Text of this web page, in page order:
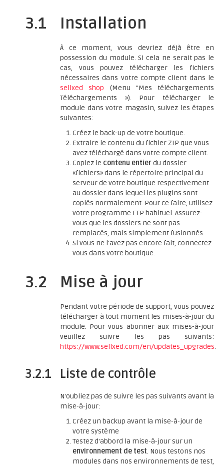
3.1 Installation
À ce moment, vous devriez déjà être en
possession du module. Si cela ne serait pas le
cas, vous pouvez télécharger les fichiers
nécessaires dans votre compte client dans le
sellxed shop (Menu "Mes téléchargements
Téléchargements »). Pour télécharger le
module dans votre magasin, suivez les étapes
suivantes:
Créez le back-up de votre boutique.
Extraire le contenu du fichier ZIP que vous
avez téléchargé dans votre compte client.
Copiez le contenu entierdu dossier
«fichiers» dans le répertoire principal du
serveur de votre boutique respectivement
au dossier dans lequel les plugins sont
copiés normalement. Pour ce faire, utilisez
votre programme FTP habituel. Assurez-
vous que les dossiers ne sont pas
remplacés, mais simplement fusionnés.
Si vous ne l'avez pas encore fait, connectez-
vous dans votre boutique.
3.2 Mise à jour
Pendant votre période de support, vous pouvez
télécharger à tout moment les mises-à-jour du
module. Pour vous abonner aux mises-à-jour
veuillez suivre les pas suivants:
https://www.sellxed.com/en/updates_upgrades.
3.2.1 Liste de contrôle
N'oubliez pas de suivre les pas suivants avant la
mise-à-jour:
Créez un backup avant la mise-à-jour de
votre système
Testez d'abbord la mise-à-jour sur un
environnement de test. Nous testons nos
modules dans nos environnements de test,